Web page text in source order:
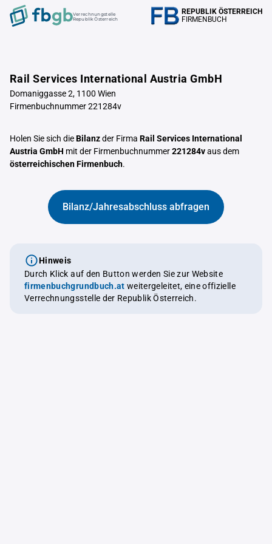
Verrechnungstelle
Republik Österreich
REPUBLIK ÖSTERREICH
FIRMENBUCH
Rail Services International Austria GmbH
Domaniggasse 2, 1100 Wien
Firmenbuchnummer 221284v
Holen Sie sich dieBilanzder Firma Rail Services International
Austria GmbH mit der Firmenbuchnummer221284vaus dem
österreichischen Firmenbuch.
Bilanz/Jahresabschluss abfragen
Hinweis
Durch Klick auf den Button werden Sie zur Website
firmenbuchgrundbuch.at weitergeleitet, eine offizielle
Verrechnungsstelle der Republik Österreich.